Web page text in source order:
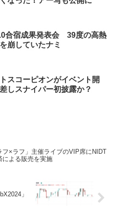
合宿成果発表会 39度の高熱
崩していたナミ
スコーピオンがイベント開
しスナイパー初披露か？
フ×ラフ」主催ライブのVIP席にNIDT
による販売を実施
」